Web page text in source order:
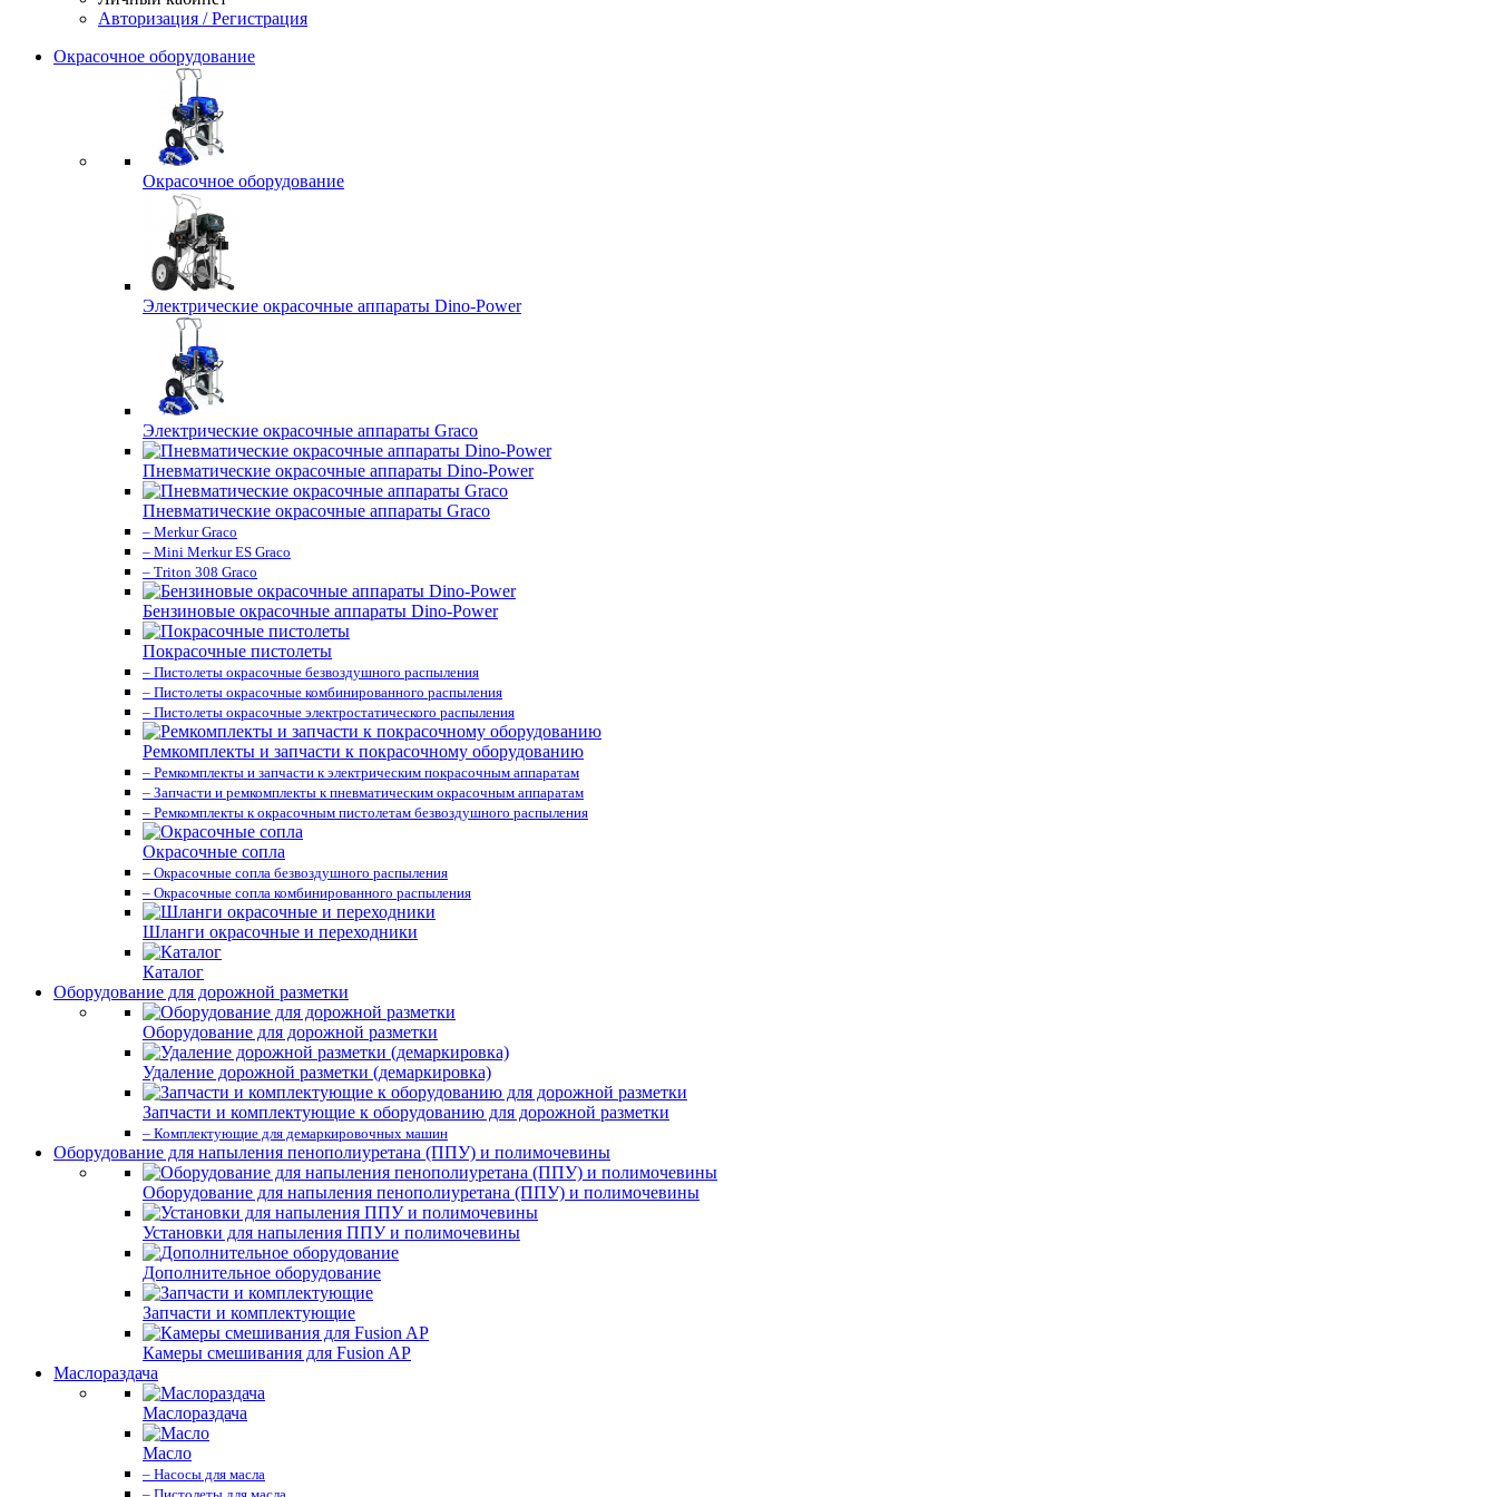
Авторизация / Регистрация
Окрасочное оборудование
Окрасочное оборудование
Электрические окрасочные аппараты Dino-Power
Электрические окрасочные аппараты Graco
Пневматические окрасочные аппараты Dino-Power
Пневматические окрасочные аппараты Graco
– Merkur Graco
– Mini Merkur ES Graco
– Triton 308 Graco
Бензиновые окрасочные аппараты Dino-Power
Покрасочные пистолеты
– Пистолеты окрасочные безвоздушного распыления
– Пистолеты окрасочные комбинированного распыления
– Пистолеты окрасочные электростатического распыления
Ремкомплекты и запчасти к покрасочному оборудованию
– Ремкомплекты и запчасти к электрическим покрасочным аппаратам
– Запчасти и ремкомплекты к пневматическим окрасочным аппаратам
– Ремкомплекты к окрасочным пистолетам безвоздушного распыления
Окрасочные сопла
– Окрасочные сопла безвоздушного распыления
– Окрасочные сопла комбинированного распыления
Шланги окрасочные и переходники
Каталог
Оборудование для дорожной разметки
Оборудование для дорожной разметки
Удаление дорожной разметки (демаркировка)
Запчасти и комплектующие к оборудованию для дорожной разметки
– Комплектующие для демаркировочных машин
Оборудование для напыления пенополиуретана (ППУ) и полимочевины
Оборудование для напыления пенополиуретана (ППУ) и полимочевины
Установки для напыления ППУ и полимочевины
Дополнительное оборудование
Запчасти и комплектующие
Камеры смешивания для Fusion AP
Маслораздача
Маслораздача
Масло
– Насосы для масла